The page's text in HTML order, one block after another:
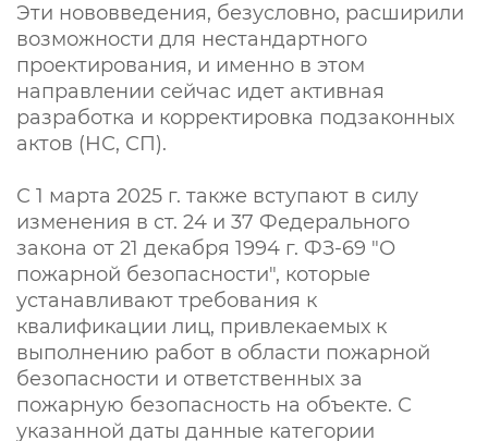
Эти нововведения, безусловно, расширили
возможности для нестандартного
проектирования, и именно в этом
направлении сейчас идет активная
разработка и корректировка подзаконных
актов (НС, СП).
С 1 марта 2025 г. также вступают в силу
изменения в ст. 24 и 37 Федерального
закона от 21 декабря 1994 г. ФЗ-69 "О
пожарной безопасности", которые
устанавливают требования к
квалификации лиц, привлекаемых к
выполнению работ в области пожарной
безопасности и ответственных за
пожарную безопасность на объекте. С
указанной даты данные категории